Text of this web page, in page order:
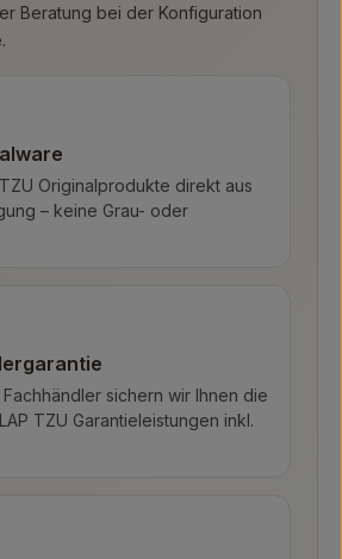
Beratung bei der Konfiguration
Originalprodukte direkt aus
– keine Grau- oder
sichern wir Ihnen die
TZU Garantieleistungen inkl.